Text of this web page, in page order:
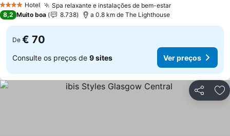
4 EstrelasHotel Spa relaxante e instalações de bem-estar
8,2 Muito boa 8.738 a 0.8 km de The Lighthouse
De € 70
Consulte os preços de 9 sites Ver preços
Partilhar